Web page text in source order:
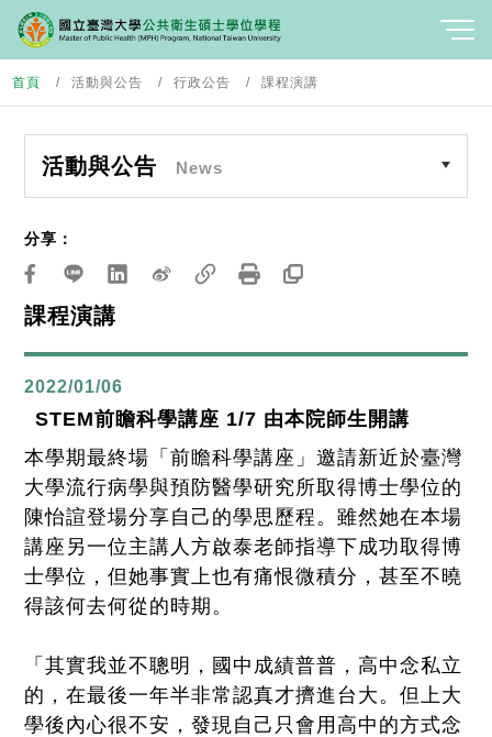
首頁 活動與公告 行政公告 課程演講
活動與公告 News
課程演講
分享：
2022/01/06
STEM前瞻科學講座 1/7 由本院師生開講
本學期最終場「前瞻科學講座」邀請新近於臺灣
大學流行病學與預防醫學研究所取得博士學位的
陳怡諠登場分享自己的學思歷程。雖然她在本場
講座另一位主講人方啟泰老師指導下成功取得博
士學位，但她事實上也有痛恨微積分，甚至不曉
得該何去何從的時期。
「其實我並不聰明，國中成績普普，高中念私立
的，在最後一年半非常認真才擠進台大。但上大
學後內心很不安，發現自己只會用高中的方式念